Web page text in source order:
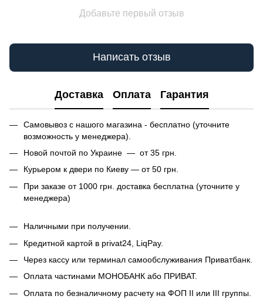
Добавьте первый отзыв
Написать отзыв
Доставка Оплата Гарантия
Самовывоз с нашого магазина - бесплатно (уточните
возможность у менеджера).
Новой почтой по Украине — от 35 грн.
Курьером к двери по Киеву — от 50 грн.
При заказе от 1000 грн. доставка бесплатна (уточните у
менеджера)
Наличными при получении.
Кредитной картой в privat24, LiqPay.
Через кассу или терминал самообслуживания Приватбанк.
Оплата частинами МОНОБАНК або ПРИВАТ.
Оплата по безналичному расчету на ФОП II или III группы.